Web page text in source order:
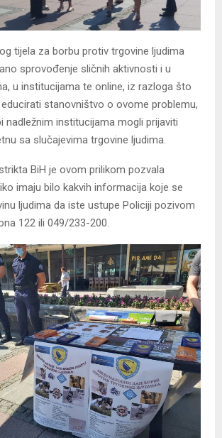
tijela za borbu protiv trgovine ljudima
sprovođenje sličnih aktivnosti i u
u institucijama te online, iz razloga što
stanovništvo o ovome problemu,
nadležnim institucijama mogli prijaviti
sa slučajevima trgovine ljudima.
BiH je ovom prilikom pozvala
imaju bilo kakvih informacija koje se
ljudima da iste ustupe Policiji pozivom
122 ili 049/233-200.